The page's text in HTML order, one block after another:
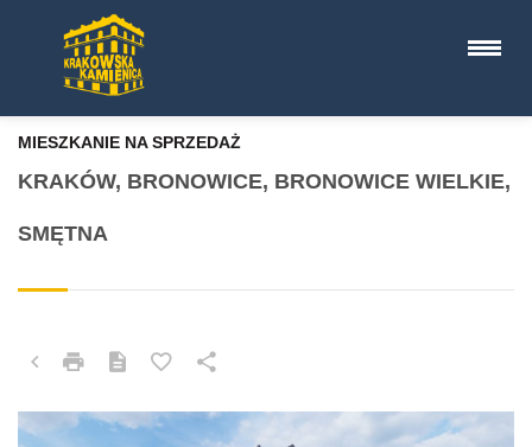
KRAKÓW, BRONOWICE, BRONOWICE WIELKIE,
SMĘTNA
MIESZKANIE NA SPRZEDAŻ